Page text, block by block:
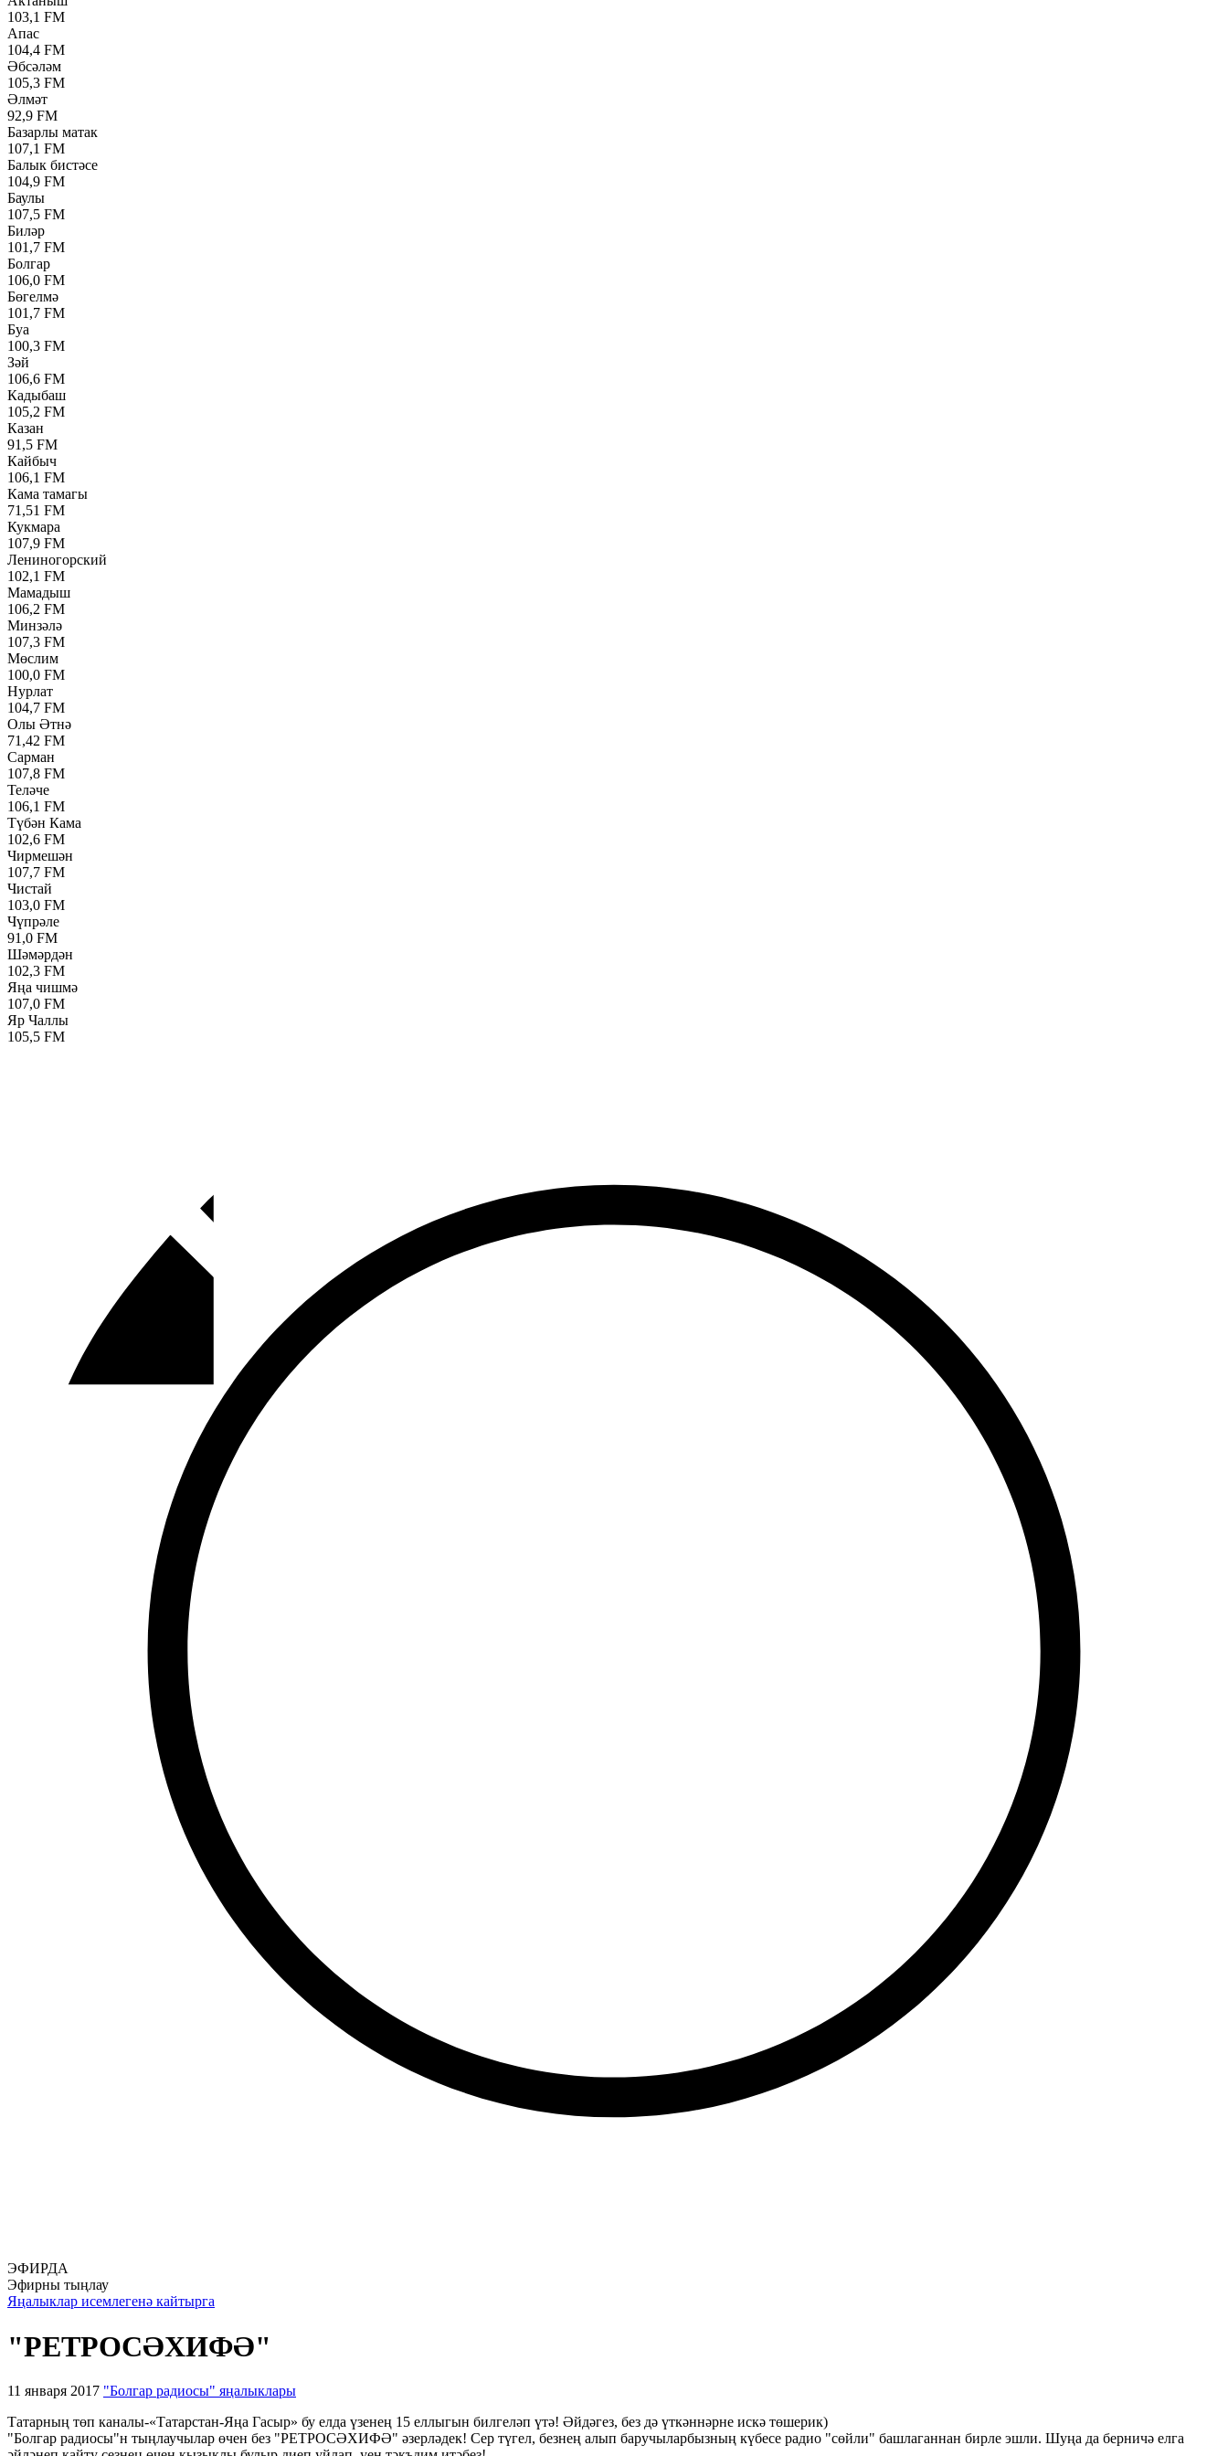
103,1 FM
Апас
104,4 FM
Әбсәләм
105,3 FM
Әлмәт
92,9 FM
Базарлы матак
107,1 FM
Балык бистәсе
104,9 FM
Баулы
107,5 FM
Биләр
101,7 FM
Болгар
106,0 FM
Бөгелмә
101,7 FM
Буа
100,3 FM
Зәй
106,6 FM
Кадыбаш
105,2 FM
Казан
91,5 FM
Кайбыч
106,1 FM
Кама тамагы
71,51 FM
Кукмара
107,9 FM
Лениногорский
102,1 FM
Мамадыш
106,2 FM
Минзәлә
107,3 FM
Мөслим
100,0 FM
Нурлат
104,7 FM
Олы Әтнә
71,42 FM
Сарман
107,8 FM
Теләче
106,1 FM
Түбән Кама
102,6 FM
Чирмешән
107,7 FM
Чистай
103,0 FM
Чүпрәле
91,0 FM
Шәмәрдән
102,3 FM
Яңа чишмә
107,0 FM
Яр Чаллы
105,5 FM
ЭФИРДА
Эфирны тыңлау
Яңалыклар исемлегенә кайтырга
"РЕТРОСӘХИФӘ"
11 января 2017 "Болгар радиосы" яңалыклары
Татарның төп каналы-«Татарстан-Яңа Гасыр» бу елда үзенең 15 еллыгын билгеләп үтә! Әйдәгез, без дә үткәннәрне искә төшерик)
"Болгар радиосы"н тыңлаучылар өчен без "РЕТРОСӘХИФӘ" әзерләдек! Сер түгел, безнең алып баручыларбызның күбесе радио "сөйли" башлаганнан бирле эшли. Шуңа да берничә елга